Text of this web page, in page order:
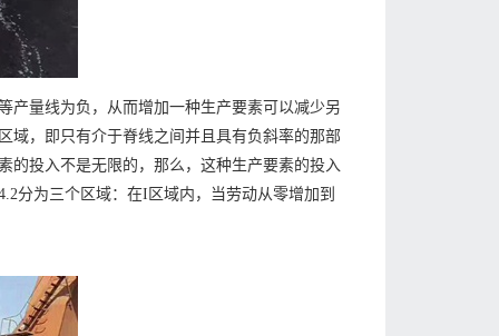
产量线为负，从而增加一种生产要素可以减少另
域，即只有介于脊线之间并且具有负斜率的那部
的投入不是无限的，那么，这种生产要素的投入
分为三个区域：在I区域内，当劳动从零增加到